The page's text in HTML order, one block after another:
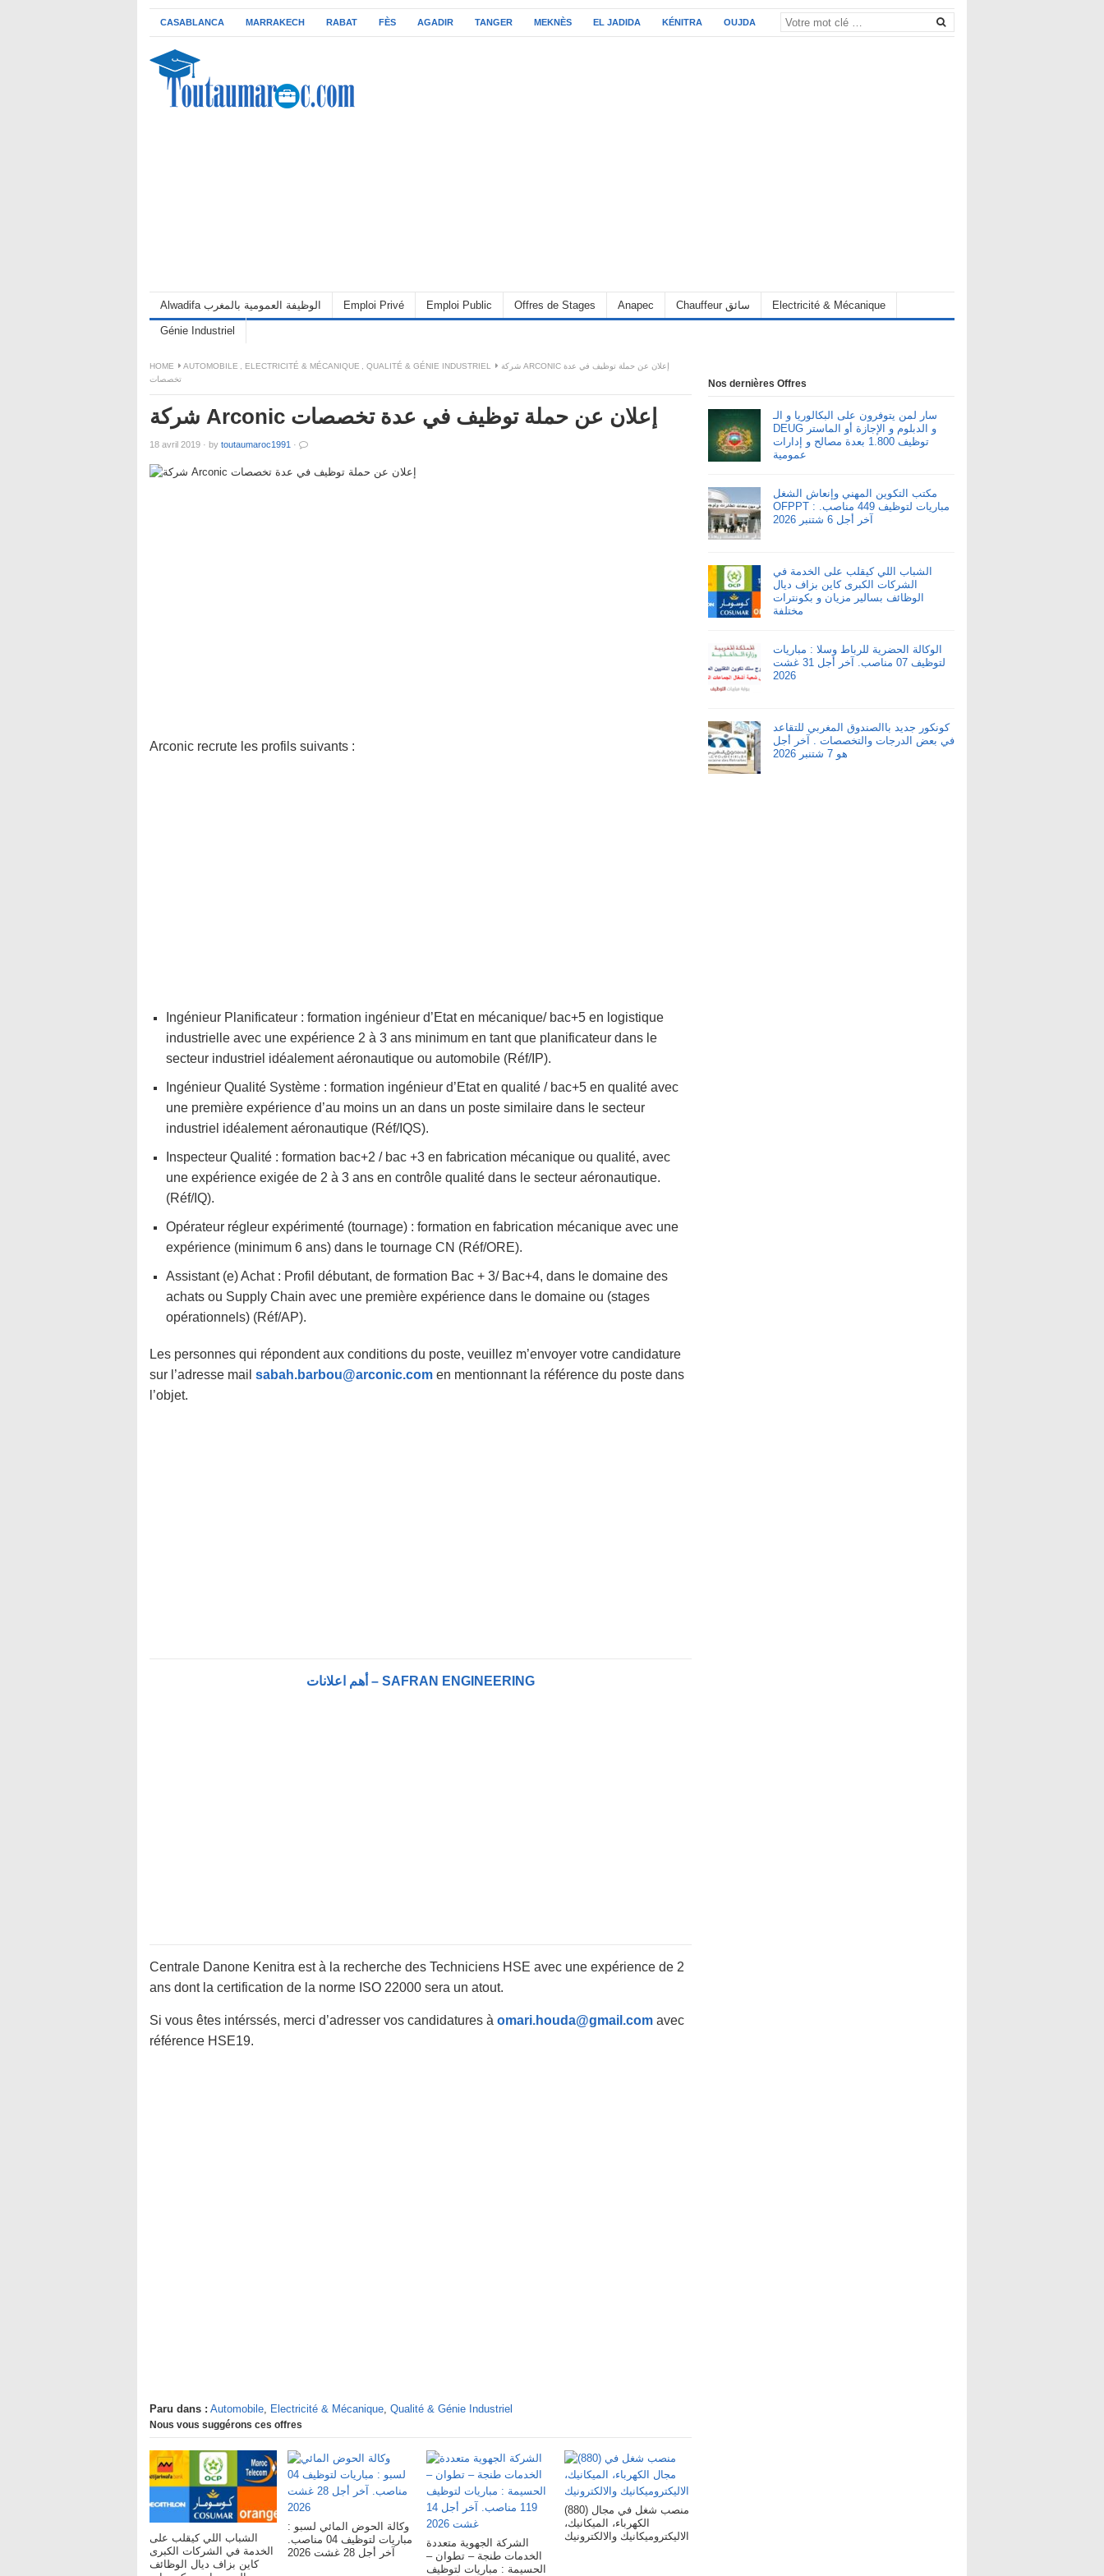
CASABLANCA MARRAKECH RABAT FÈS AGADIR TANGER MEKNÈS EL JADIDA KÉNITRA OUJDA
Alwadifa الوظيفة العمومية بالمغرب Emploi Privé Emploi Public Offres de Stages Anapec Chauffeur سائق Electricité & Mécanique
Génie Industriel
HOME AUTOMOBILE ELECTRICITÉ & MÉCANIQUE QUALITÉ & GÉNIE INDUSTRIEL
شركة ARCONIC إعلان عن حملة توظيف في عدة
تخصصات
شركة Arconic إعلان عن حملة توظيف في عدة تخصصات
18 avril 2019 · by toutaumaroc1991 ·
Arconic recrute les profils suivants :
Ingénieur Planificateur : formation ingénieur d’Etat en mécanique/ bac+5 en logistique
industrielle avec une expérience 2 à 3 ans minimum en tant que planificateur dans le
secteur industriel idéalement aéronautique ou automobile (Réf/IP).
Ingénieur Qualité Système : formation ingénieur d’Etat en qualité / bac+5 en qualité avec
une première expérience d’au moins un an dans un poste similaire dans le secteur
industriel idéalement aéronautique (Réf/IQS).
Inspecteur Qualité : formation bac+2 / bac +3 en fabrication mécanique ou qualité, avec
une expérience exigée de 2 à 3 ans en contrôle qualité dans le secteur aéronautique.
(Réf/IQ).
Opérateur régleur expérimenté (tournage) : formation en fabrication mécanique avec une
expérience (minimum 6 ans) dans le tournage CN (Réf/ORE).
Assistant (e) Achat : Profil débutant, de formation Bac + 3/ Bac+4, dans le domaine des
achats ou Supply Chain avec une première expérience dans le domaine ou (stages
opérationnels) (Réf/AP).
Les personnes qui répondent aux conditions du poste, veuillez m’envoyer votre candidature
sur l’adresse mail sabah.barbou@arconic.com en mentionnant la référence du poste dans
l’objet.
SAFRAN ENGINEERING – أهم اعلانات
Centrale Danone Kenitra est à la recherche des Techniciens HSE avec une expérience de 2
ans dont la certification de la norme ISO 22000 sera un atout.
Si vous êtes intérssés, merci d’adresser vos candidatures à omari.houda@gmail.com avec
référence HSE19.
Paru dans : Automobile, Electricité & Mécanique, Qualité & Génie Industriel
Nous vous suggérons ces offres
الشباب اللي كيقلب على
الخدمة في الشركات الكبرى
كاين بزاف ديال الوظائف
وكالة الحوض المائي لسبو :
مباريات لتوظيف 04 مناصب.
آخر أجل 28 غشت 2026
الشركة الجهوية متعددة
الخدمات طنجة – تطوان –
الحسيمة : مباريات لتوظيف
(880) منصب شغل في مجال
الكهرباء، الميكانيك،
الاليكتروميكانيك والالكترونيك
Nos dernières Offres
سار لمن يتوفرون على البكالوريا و الـ
DEUG و الدبلوم و الإجازة أو الماستر
توظيف 1.800 بعدة مصالح و إدارات
عمومية
مكتب التكوين المهني وإنعاش الشغل
OFPPT : مباريات لتوظيف 449 مناصب.
آخر أجل 6 شتنبر 2026
الشباب اللي كيقلب على الخدمة في
الشركات الكبرى كاين بزاف ديال
الوظائف بسالير مزيان و بكونترات
مختلفة
الوكالة الحضرية للرباط وسلا : مباريات
لتوظيف 07 مناصب. آخر أجل 31 غشت
2026
كونكور جديد باالصندوق المغربي للتقاعد
في بعض الدرجات والتخصصات . آخر أجل
هو 7 شتنبر 2026